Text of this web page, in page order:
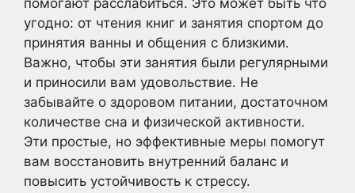
помогают расслабиться. Это может быть что
угодно: от чтения книг и занятия спортом до
принятия ванны и общения с близкими.
Важно, чтобы эти занятия были регулярными
и приносили вам удовольствие. Не
забывайте о здоровом питании, достаточном
количестве сна и физической активности.
Эти простые, но эффективные меры помогут
вам восстановить внутренний баланс и
повысить устойчивость к стрессу.